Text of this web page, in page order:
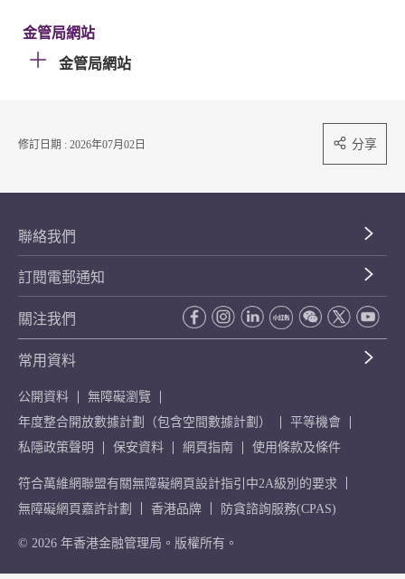
金管局網站
金管局網站
修訂日期 : 2026年07月02日 分享
聯絡我們
訂閱電郵通知
關注我們
常用資料
公開資料
無障礙瀏覽
年度整合開放數據計劃（包含空間數據計劃）
平等機會
私隱政策聲明
保安資料 網頁指南 使用條款及條件
符合萬維網聯盟有關無障礙網頁設計指引中2A級別的要求
無障礙網頁嘉許計劃
香港品牌 防貪諮詢服務(CPAS)
© 2026 年香港金融管理局。版權所有。